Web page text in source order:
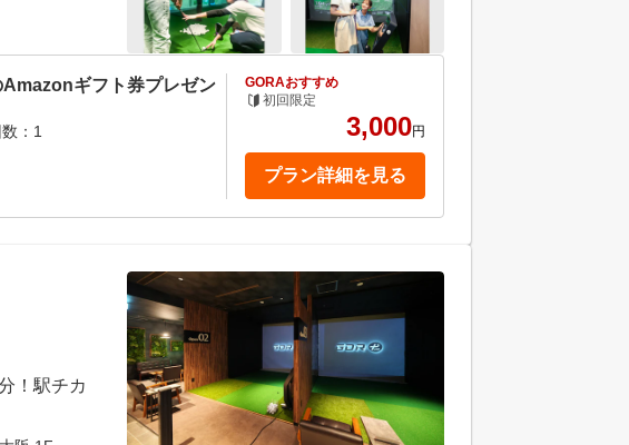
ギフト券プレゼン
：1
GORAおすすめ
初回限定
3,000円
プラン詳細を見る
！駅チカ